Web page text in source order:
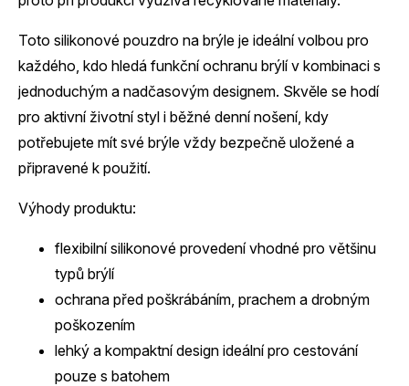
Toto silikonové pouzdro na brýle je ideální volbou pro
každého, kdo hledá funkční ochranu brýlí v kombinaci s
jednoduchým a nadčasovým designem. Skvěle se hodí
pro aktivní životní styl i běžné denní nošení, kdy
potřebujete mít své brýle vždy bezpečně uložené a
připravené k použití.
Výhody produktu:
flexibilní silikonové provedení vhodné pro většinu
typů brýlí
ochrana před poškrábáním, prachem a drobným
poškozením
lehký a kompaktní design ideální pro cestování
pouze s batohem